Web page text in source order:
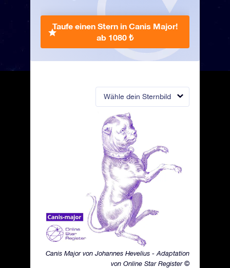
Wähle dein Sternbild
Canis Major von Johannes Hevelius - Adaptation
von Online Star Register ©
Taufe einen Stern in Canis Major!
ab 1080 ₺